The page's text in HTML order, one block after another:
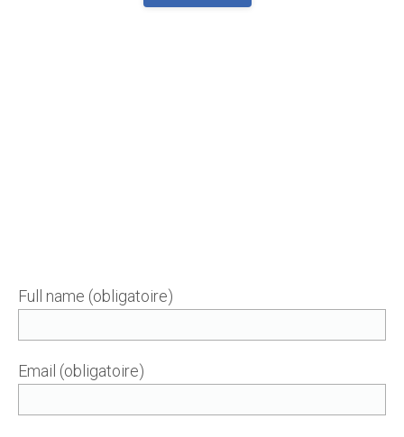
Full name (obligatoire)
Email (obligatoire)